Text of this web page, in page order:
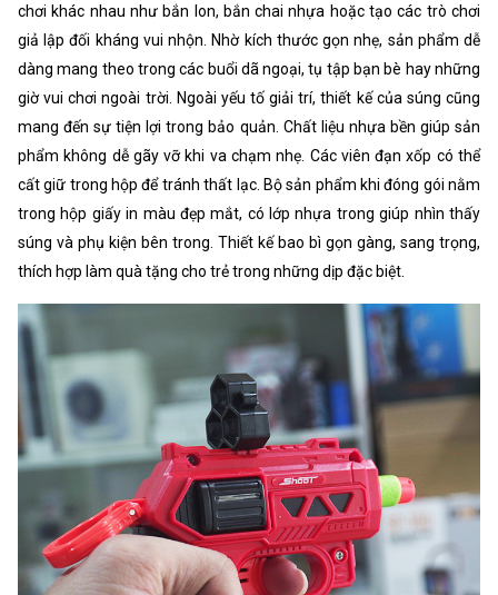
chơi khác nhau như bắn lon, bắn chai nhựa hoặc tạo các trò chơi
giả lập đối kháng vui nhộn. Nhờ kích thước gọn nhẹ, sản phẩm dễ
dàng mang theo trong các buổi dã ngoại, tụ tập bạn bè hay những
giờ vui chơi ngoài trời. Ngoài yếu tố giải trí, thiết kế của súng cũng
mang đến sự tiện lợi trong bảo quản. Chất liệu nhựa bền giúp sản
phẩm không dễ gãy vỡ khi va chạm nhẹ. Các viên đạn xốp có thể
cất giữ trong hộp để tránh thất lạc. Bộ sản phẩm khi đóng gói nằm
trong hộp giấy in màu đẹp mắt, có lớp nhựa trong giúp nhìn thấy
súng và phụ kiện bên trong. Thiết kế bao bì gọn gàng, sang trọng,
thích hợp làm quà tặng cho trẻ trong những dịp đặc biệt.